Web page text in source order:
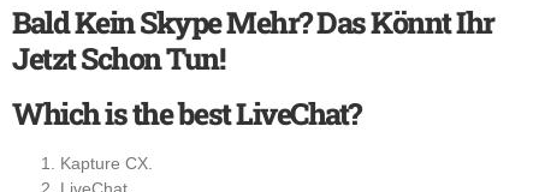
Bald Kein Skype Mehr? Das Könnt Ihr
Jetzt Schon Tun!
Which is the best LiveChat?
Kapture CX.
LiveChat.